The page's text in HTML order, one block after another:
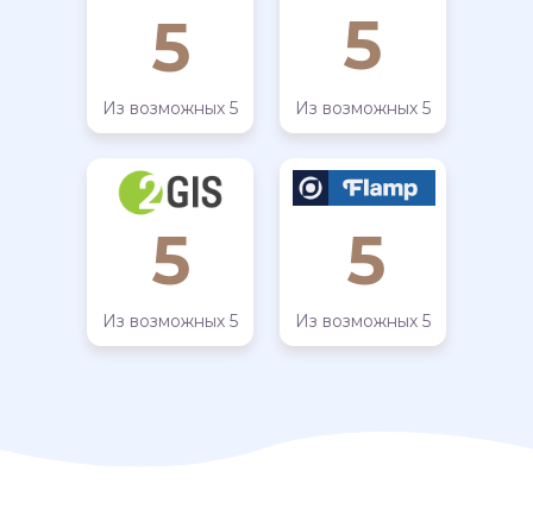
5
Из возможных 5
5
Из возможных 5
5
Из возможных 5
5
Из возможных 5